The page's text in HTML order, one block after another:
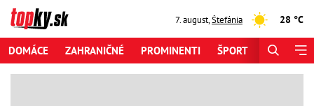
7. august,Štefánia 28 °C
DOMÁCE ZAHRANIČNÉ PROMINENTI ŠPORT